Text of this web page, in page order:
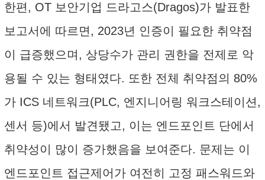
한편, OT 보안기업 드라고스(Dragos)가 발표한
보고서에 따르면, 2023년 인증이 필요한 취약점
이 급증했으며, 상당수가 관리 권한을 전제로 악
용될 수 있는 형태였다. 또한 전체 취약점의 80%
가 ICS 네트워크(PLC, 엔지니어링 워크스테이션,
센서 등)에서 발견됐고, 이는 엔드포인트 단에서
취약성이 많이 증가했음을 보여준다. 문제는 이
엔드포인트 접근제어가 여전히 고정 패스워드와